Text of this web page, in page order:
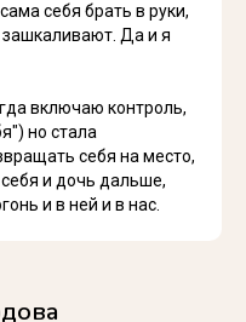
себя брать в руки,
зашкаливают. Да и я
включаю контроль,
но стала
себя на место,
и дочь дальше,
и в ней и в нас.